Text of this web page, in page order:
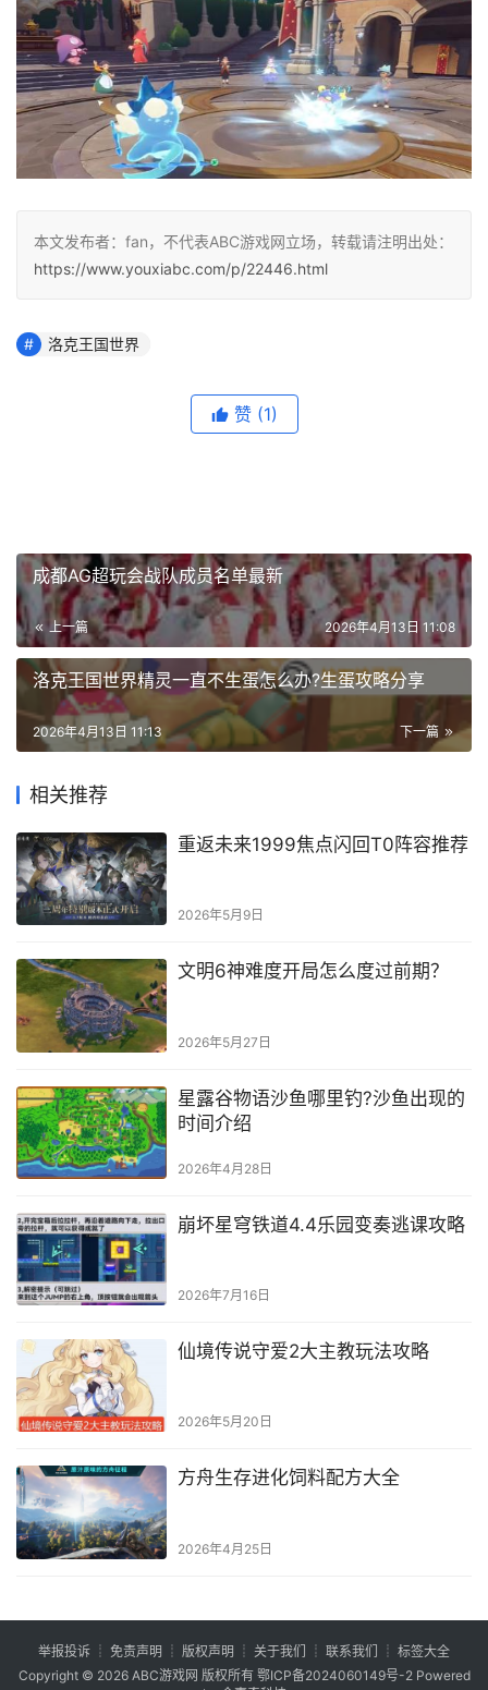
本文发布者：fan，不代表ABC游戏网立场，转载请注明出处：
https://www.youxiabc.com/p/22446.html
洛克王国世界
赞 (1)
成都AG超玩会战队成员名单最新
上一篇 2026年4月13日 11:08
洛克王国世界精灵一直不生蛋怎么办?生蛋攻略分享
下一篇
2026年4月13日 11:13
相关推荐
重返未来1999焦点闪回T0阵容推荐
2026年5月9日
文明6神难度开局怎么度过前期？
2026年5月27日
星露谷物语沙鱼哪里钓?沙鱼出现的
时间介绍
2026年4月28日
崩坏星穹铁道4.4乐园变奏逃课攻略
2026年7月16日
仙境传说守爱2大主教玩法攻略
2026年5月20日
方舟生存进化饲料配方大全
2026年4月25日
举报投诉 ┊ 免责声明 ┊ 版权声明 ┊ 关于我们 ┊ 联系我们 ┊ 标签大全
Copyright © 2026 ABC游戏网 版权所有 鄂ICP备2024060149号-2Powered